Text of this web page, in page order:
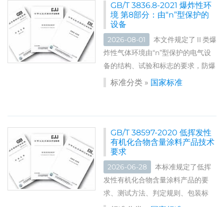
GB/T 3836.8-2021 爆炸性环
境 第8部分：由“n”型保护的
设备
2026-08-01
本文件规定了Ⅱ类爆
炸性气体环境由“n”型保护的电气设
备的结构、试验和标志的要求，防爆
型式包括“nC”密封装置、“nC”气密装
不超过15...
标准分类 » 国家标准
GB/T 38597-2020 低挥发性
有机化合物含量涂料产品技术
要求
2026-06-28
本标准规定了低挥
发性有机化合物含量涂料产品的要
求、测试方法、判定规则、包装标